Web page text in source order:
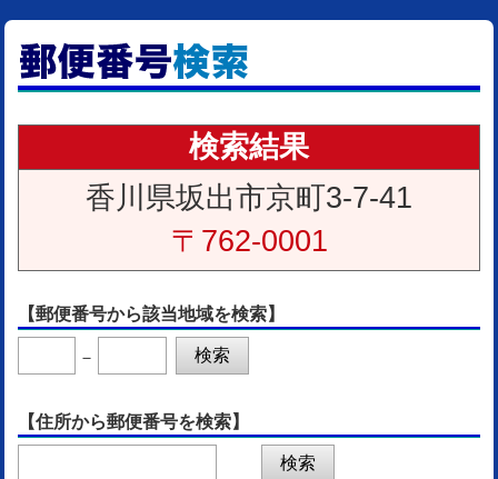
検索結果
香川県坂出市京町3-7-41
〒762-0001
【郵便番号から該当地域を検索】
－
【住所から郵便番号を検索】